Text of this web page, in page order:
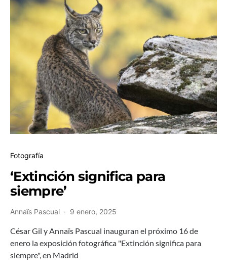
Fotografía
‘Extinción significa para
siempre’
Annaïs Pascual 9 enero, 2025
César Gil y Annaïs Pascual inauguran el próximo 16 de
enero la exposición fotográfica "Extinción significa para
siempre", en Madrid